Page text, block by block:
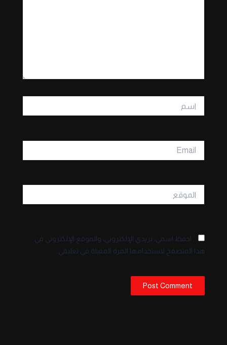
احفظ اسمي، بريدي الإلكتروني، والموقع الإلكتروني في
هذا المتصفح لاستخدامها المرة المقبلة في تعليقي.